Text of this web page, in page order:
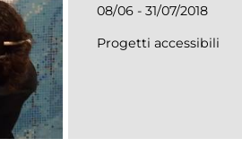
08/06 - 31/07/2018
Progetti accessibili